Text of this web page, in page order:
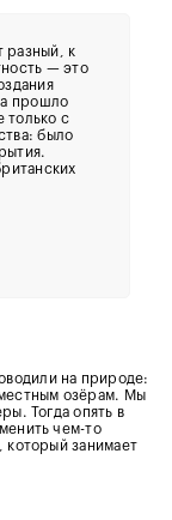
разный, к
— это
прошло
только с
было
на природе:
местным озёрам. Мы
Тогда опять в
чем-то
который занимает